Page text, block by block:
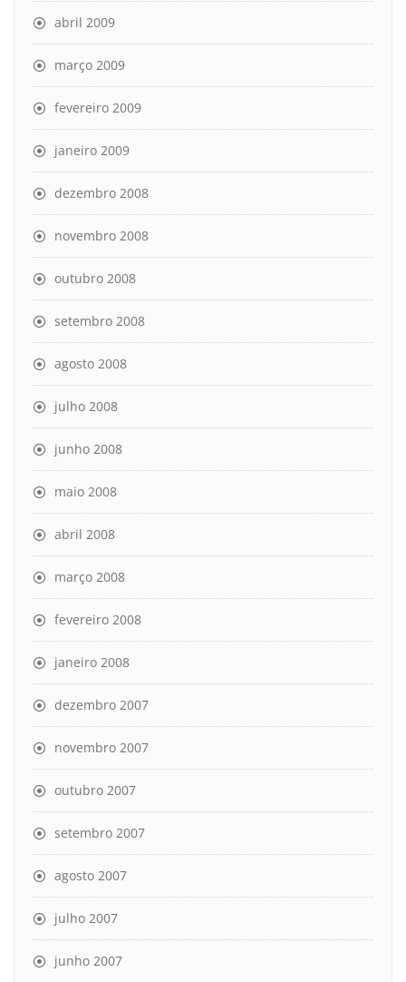
abril 2009
março 2009
fevereiro 2009
janeiro 2009
dezembro 2008
novembro 2008
outubro 2008
setembro 2008
agosto 2008
julho 2008
junho 2008
maio 2008
abril 2008
março 2008
fevereiro 2008
janeiro 2008
dezembro 2007
novembro 2007
outubro 2007
setembro 2007
agosto 2007
julho 2007
junho 2007